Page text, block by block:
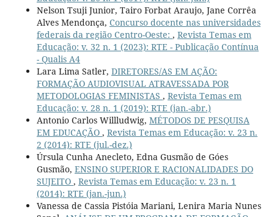
Nelson Tsuji Junior, Tairo Forbat Araujo, Jane Corrêa
Alves Mendonça, Concurso docente nas universidades
federais da região Centro-Oeste: , Revista Temas em
Educação: v. 32 n. 1 (2023): RTE - Publicação Contínua
- Qualis A4
Lara Lima Satler, DIRETORES/AS EM AÇÃO:
FORMAÇÃO AUDIOVISUAL ATRAVESSADA POR
METODOLOGIAS FEMINISTAS , Revista Temas em
Educação: v. 28 n. 1 (2019): RTE (jan.-abr.)
Antonio Carlos Willludwig, MÉTODOS DE PESQUISA
EM EDUCAÇÃO , Revista Temas em Educação: v. 23 n.
2 (2014): RTE (jul.-dez.)
Úrsula Cunha Anecleto, Edna Gusmão de Góes
Gusmão, ENSINO SUPERIOR E RACIONALIDADES DO
SUJEITO , Revista Temas em Educação: v. 23 n. 1
(2014): RTE (jan.-jun.)
Vanessa de Cassia Pistóia Mariani, Lenira Maria Nunes